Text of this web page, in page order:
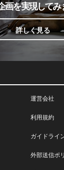
画を実現してみ
詳しく見る
運営会社
利用規約
ガイドライ
外部送信ポ